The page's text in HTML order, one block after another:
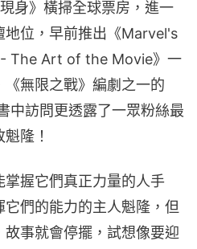
身》橫掃全球票房，進一
地位，早前推出《Marvel's
The Art of the Movie》一
無限之戰》編劇之一的
訪問更透露了一眾粉絲最
隆！
掌握它們真正力量的人手
們的能力的主人魁隆，但
事就會停擺，試想像要迎